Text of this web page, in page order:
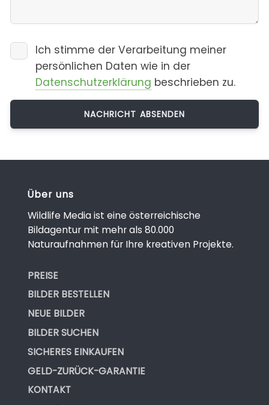
Ich stimme der Verarbeitung meiner
persönlichen Daten wie in der
Datenschutzerklärung beschrieben zu.
Über uns
Wildlife Media ist eine österreichische
Bildagentur mit mehr als 80.000
Naturaufnahmen für Ihre kreativen Projekte.
PREISE
BILDER BESTELLEN
NEUE BILDER
BILDER SUCHEN
SICHERES EINKAUFEN
GELD-ZURÜCK-GARANTIE
KONTAKT